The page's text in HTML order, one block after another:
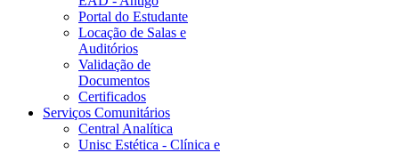
Portal do Estudante
Locação de Salas e
Auditórios
Validação de
Documentos
Certificados
Serviços Comunitários
Central Analítica
Unisc Estética - Clínica e